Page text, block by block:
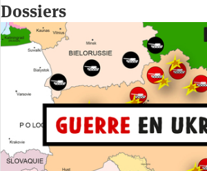
Dossiers